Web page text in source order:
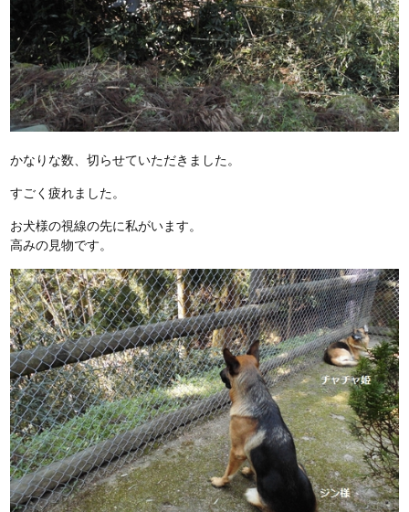
かなりな数、切らせていただきました。
すごく疲れました。
お犬様の視線の先に私がいます。
高みの見物です。